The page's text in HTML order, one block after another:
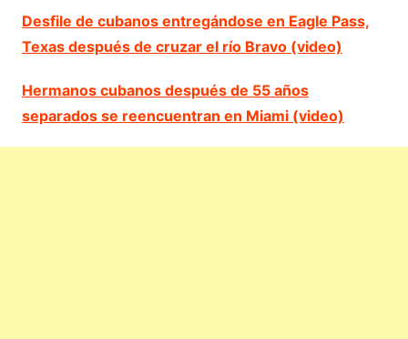
Desfile de cubanos entregándose en Eagle Pass,
Texas después de cruzar el río Bravo (video)
Hermanos cubanos después de 55 años
separados se reencuentran en Miami (video)